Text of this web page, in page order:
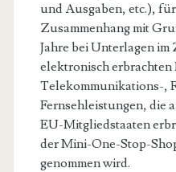
und Ausgaben, etc.), für
Zusammenhang mit
Jahre bei Unterlagen im
elektronisch erbrachten
Telekommunikations-,
Fernsehleistungen, die
EU-Mitgliedstaaten
der Mini-One-Stop-
genommen wird.